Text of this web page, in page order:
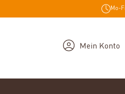
Mo-
Mein Konto